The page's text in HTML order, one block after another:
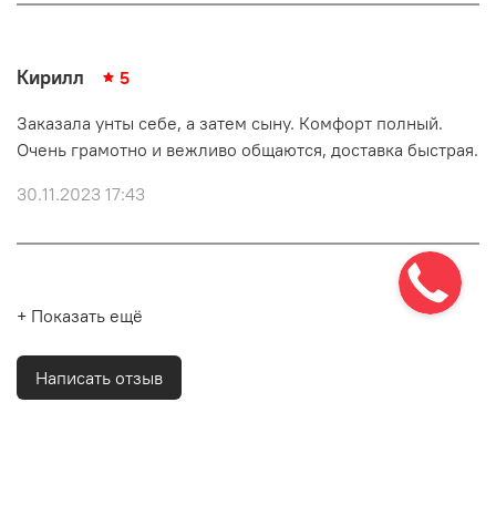
Кирилл 5
Заказала унты себе, а затем сыну. Комфорт полный.
Очень грамотно и вежливо общаются, доставка быстрая.
30.11.2023 17:43
+ Показать ещё
Написать отзыв